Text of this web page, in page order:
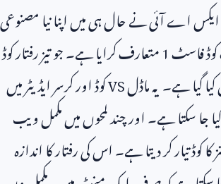
اے آئی نے حال ہی میں اپنا نیا مصنوعی
فاسٹ1متعارف کرایا ہے۔ جو تیز رفتار کوڈ
گیا ہے۔ یہ ماڈلVSکوڈ اور کرسر ایڈیٹر میں
جا سکتا ہے۔ اور چند لمحوں میں مکمل ویب
کوڈ تیار کر دیتا ہے۔ اس کی رفتار کا اندازہ